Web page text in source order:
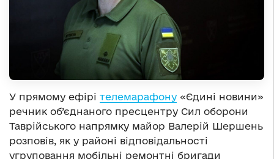
У прямому ефірі телемарафону «Єдині новини»
речник об’єднаного пресцентру Сил оборони
Таврійського напрямку майор Валерій Шершень
розповів, як у районі відповідальності
угруповання мобільні ремонтні бригади